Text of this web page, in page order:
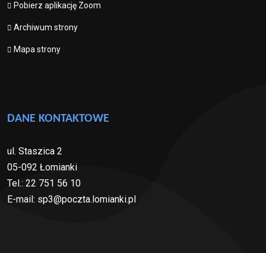
Pobierz aplikację Zoom
Archiwum strony
Mapa strony
DANE KONTAKTOWE
ul. Staszica 2
05-092 Łomianki
Tel.: 22 751 56 10
E-mail: sp3@poczta.lomianki.pl